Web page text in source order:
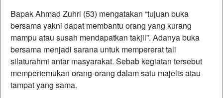
Bapak Ahmad Zuhri (53) mengatakan “tujuan buka
bersama yakni dapat membantu orang yang kurang
mampu atau susah mendapatkan takjil”. Adanya buka
bersama menjadi sarana untuk mempererat tali
silaturahmi antar masyarakat. Sebab kegiatan tersebut
mempertemukan orang-orang dalam satu majelis atau
tampat yang sama.